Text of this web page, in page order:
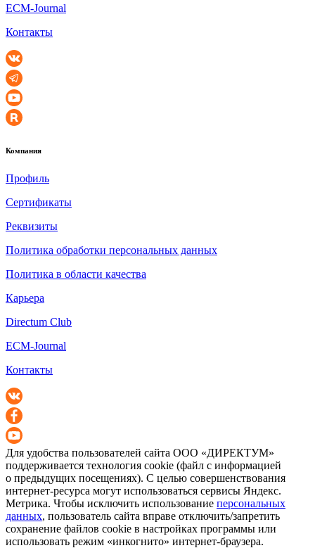
ECM-Journal
Контакты
Компания
Профиль
Сертификаты
Реквизиты
Политика обработки персональных данных
Политика в области качества
Карьера
Directum Club
ECM-Journal
Контакты
Для удобства пользователей сайта ООО «ДИРЕКТУМ»
поддерживается технология cookie (файл с информацией
о предыдущих посещениях). С целью совершенствования
интернет-ресурса могут использоваться сервисы Яндекс.
Метрика. Чтобы исключить использование персональных
данных, пользователь сайта вправе отключить/запретить
сохранение файлов cookie в настройках программы или
использовать режим «инкогнито» интернет-браузера.